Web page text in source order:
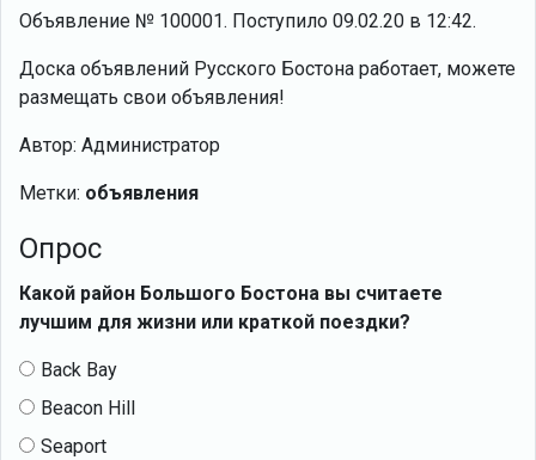
Объявление № 100001. Поступило 09.02.20 в 12:42.
Доска объявлений Русского Бостона работает, можете
размещать свои объявления!
Автор: Администратор
Метки: объявления
Опрос
Какой район Большого Бостона вы считаете
лучшим для жизни или краткой поездки?
Back Bay
Beacon Hill
Seaport